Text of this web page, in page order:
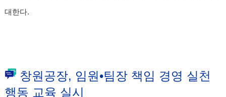
대한다.
창원공장, 임원•팀장 책임 경영 실천
행동 교육 실시